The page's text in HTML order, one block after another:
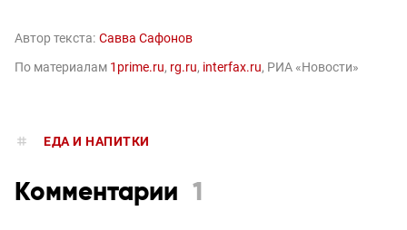
Автор текста: Савва Сафонов
По материалам 1prime.ru, rg.ru, interfax.ru, РИА «Новости»
ЕДА И НАПИТКИ
Комментарии 1